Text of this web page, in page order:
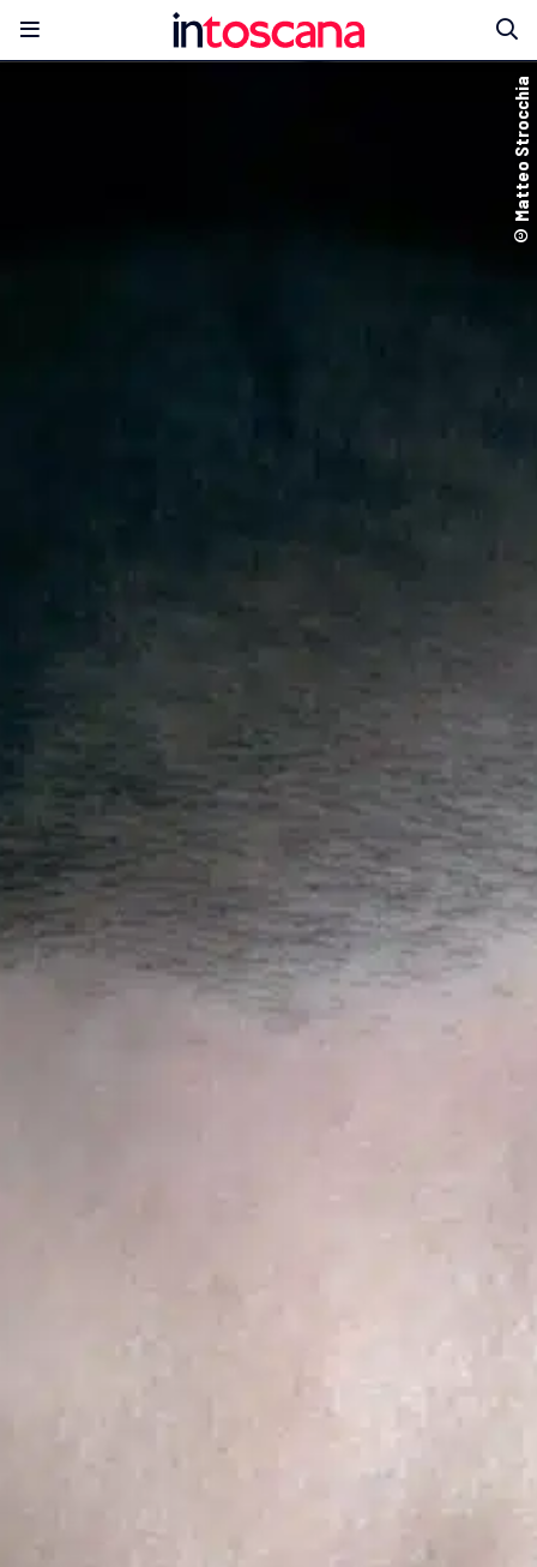
© Matteo Strocchia